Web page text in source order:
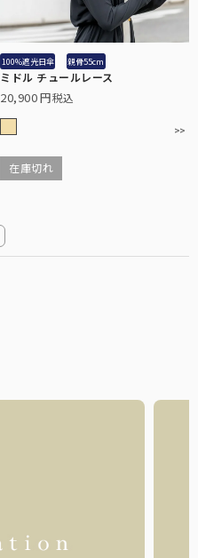
100%遮光日傘 親骨55cm
ミドル チュールレース
20,900 税込
在庫切れ